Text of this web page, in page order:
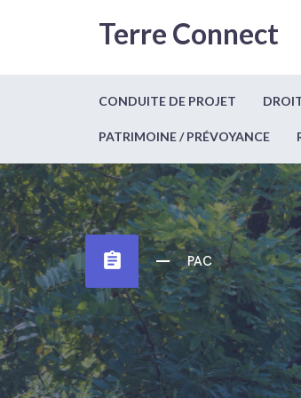
Terre Connect
CONDUITE DE PROJET
PATRIMOINE / PRÉVOYANCE
assignment PAC